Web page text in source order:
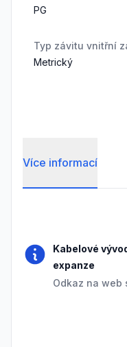
PG
Typ závitu vnitřní
Metrický
Více informací
Kabelové
expanze
Odkaz na web